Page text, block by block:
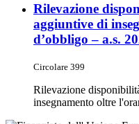
Rilevazione
aggiuntive di
d’obbligo – a.s.
Circolare 399
Rilevazione
insegnamento oltre